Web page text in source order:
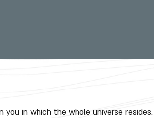
you in which the whole universe resides.